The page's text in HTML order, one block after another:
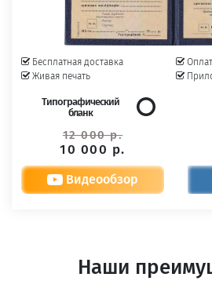
Бесплатная доставка
Живая печать
Типографический
бланк
12 000 р.
10 000 р.
Видеообзор
Наши